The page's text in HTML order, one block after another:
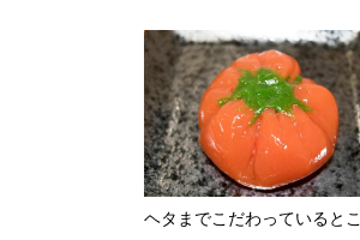
ヘタまでこだわっていると